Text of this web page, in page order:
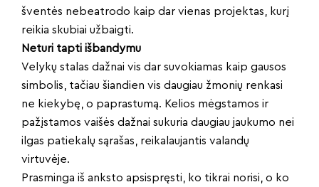
šventės nebeatrodo kaip dar vienas projektas, kurį
reikia skubiai užbaigti.
Neturi tapti išbandymu
Velykų stalas dažnai vis dar suvokiamas kaip gausos
simbolis, tačiau šiandien vis daugiau žmonių renkasi
ne kiekybę, o paprastumą. Kelios mėgstamos ir
pažįstamos vaišės dažnai sukuria daugiau jaukumo nei
ilgas patiekalų sąrašas, reikalaujantis valandų
virtuvėje.
Prasminga iš anksto apsispręsti, ko tikrai norisi, o ko